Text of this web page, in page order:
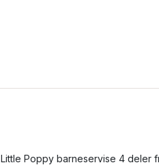
Little Poppy barneservise 4 deler